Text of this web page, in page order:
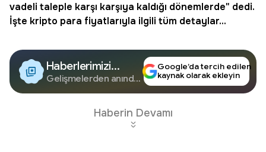
vadeli taleple karşı karşıya kaldığı dönemlerde" dedi.
İşte kripto para fiyatlarıyla ilgili tüm detaylar...
Haberlerimizi
Google'da Takip
Edin
Gelişmelerden anında
Google’da tercih edilen
kaynak olarak ekleyin
Haberin Devamı